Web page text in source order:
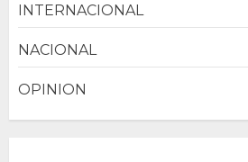
INTERNACIONAL
NACIONAL
OPINION